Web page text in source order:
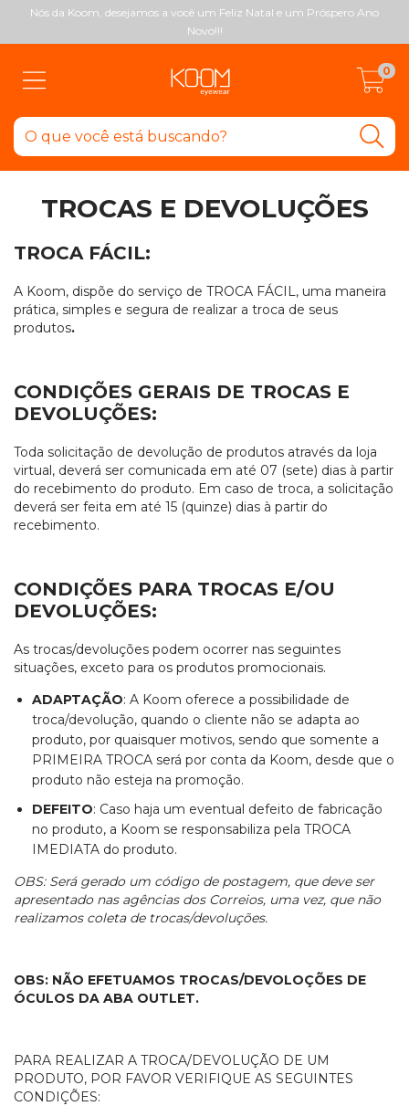
Nós da Koom, desejamos a você um Feliz Natal e um Próspero Ano
Novo!!!
0
TROCAS E DEVOLUÇÕES
TROCA FÁCIL:
A Koom, dispõe do serviço de TROCA FÁCIL, uma maneira
prática, simples e segura de realizar a troca de seus
produtos.
CONDIÇÕES GERAIS DE TROCAS E
DEVOLUÇÕES:
Toda solicitação de devolução de produtos através da loja
virtual, deverá ser comunicada em até 07 (sete) dias à partir
do recebimento do produto. Em caso de troca, a solicitação
deverá ser feita em até 15 (quinze) dias à partir do
recebimento.
CONDIÇÕES PARA TROCAS E/OU
DEVOLUÇÕES:
As trocas/devoluções podem ocorrer nas seguintes
situações, exceto para os produtos promocionais.
ADAPTAÇÃO: A Koom oferece a possibilidade de
troca/devolução, quando o cliente não se adapta ao
produto, por quaisquer motivos, sendo que somente a
PRIMEIRA TROCA será por conta da Koom, desde que o
produto não esteja na promoção.
DEFEITO: Caso haja um eventual defeito de fabricação
no produto, a Koom se responsabiliza pela TROCA
IMEDIATA do produto.
OBS: Será gerado um código de postagem, que deve ser
apresentado nas agências dos Correios, uma vez, que não
realizamos coleta de trocas/devoluções.
OBS: NÃO EFETUAMOS TROCAS/DEVOLOÇÕES DE
ÓCULOS DA ABA OUTLET.
PARA REALIZAR A TROCA/DEVOLUÇÃO DE UM
PRODUTO, POR FAVOR VERIFIQUE AS SEGUINTES
CONDIÇÕES: